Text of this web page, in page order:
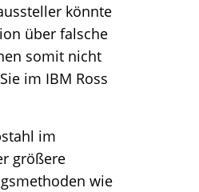
könnte
über falsche
somit nicht
im IBM Ross
im
größere
wie